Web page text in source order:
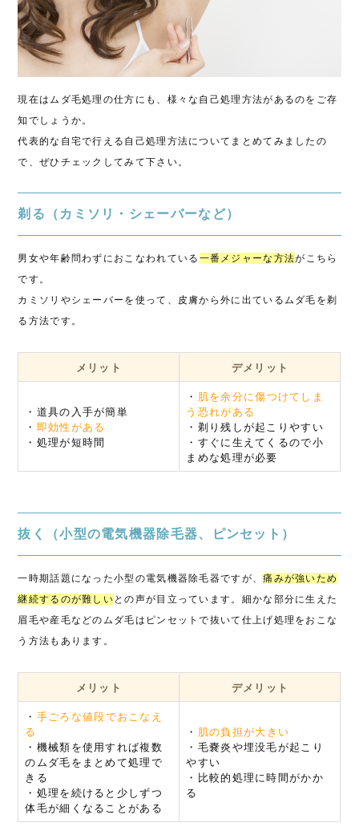
現在はムダ毛処理の仕方にも、様々な自己処理方法があるのをご存
知でしょうか。
代表的な自宅で行える自己処理方法についてまとめてみましたの
で、ぜひチェックしてみて下さい。
剃る（カミソリ・シェーバーなど）
男女や年齢問わずにおこなわれている 一番メジャーな方法がこちら
です。
カミソリやシェーバーを使って、皮膚から外に出ているムダ毛を剃
る方法です。
メリット デメリット
・道具の入手が簡単
・ 即効性がある
・処理が短時間
・ 肌を余分に傷つけてしま
う恐れがある
・剃り残しが起こりやすい
・すぐに生えてくるので小
まめな処理が必要
抜く（小型の電気機器除毛器、ピンセット）
一時期話題になった小型の電気機器除毛器ですが、痛みが強いため
継続するのが難しい との声が目立っています。細かな部分に生えた
眉毛や産毛などのムダ毛はピンセットで抜いて仕上げ処理をおこな
う方法もあります。
メリット
デメリット
・ 手ごろな値段でおこなえ
る
・機械類を使用すれば複数
のムダ毛をまとめて処理で
きる
・処理を続けると少しずつ
体毛が細くなることがある
・ 肌の負担が大きい
・毛嚢炎や埋没毛が起こり
やすい
・比較的処理に時間がかか
る